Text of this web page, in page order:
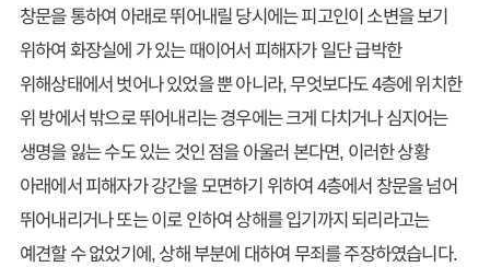
창문을 통하여 아래로 뛰어내릴 당시에는 피고인이 소변을 보기
위하여 화장실에 가 있는 때이어서 피해자가 일단 급박한
위해상태에서 벗어나 있었을 뿐 아니라, 무엇보다도 4층에 위치한
위 방에서 밖으로 뛰어내리는 경우에는 크게 다치거나 심지어는
생명을 잃는 수도 있는 것인 점을 아울러 본다면, 이러한 상황
아래에서 피해자가 강간을 모면하기 위하여 4층에서 창문을 넘어
뛰어내리거나 또는 이로 인하여 상해를 입기까지 되리라고는
예견할 수 없었기에, 상해 부분에 대하여 무죄를 주장하였습니다.